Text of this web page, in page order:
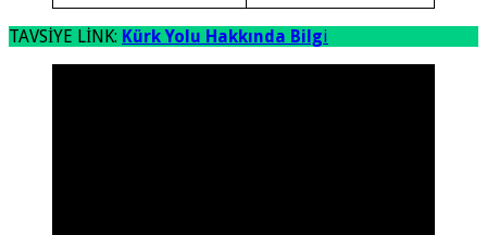
TAVSİYE LİNK: Kürk Yolu Hakkında Bilgi